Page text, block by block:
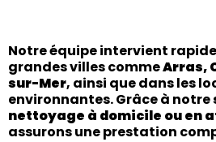
Notre équipe intervient
grandes villes commeArras,
sur-Mer, ainsi que dans les
environnantes. Grâce à notre
nettoyage à domicile ou en
assurons une prestation